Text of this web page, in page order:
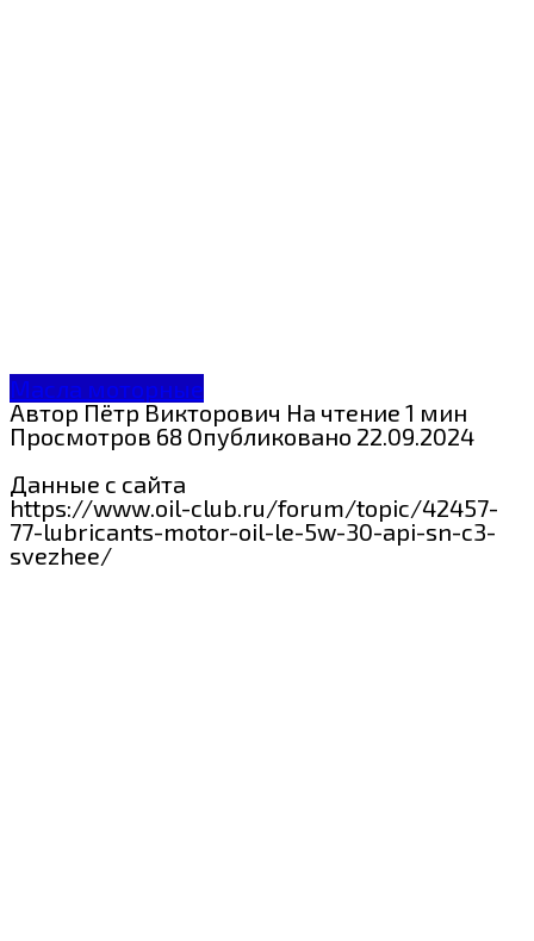
Масла моторные
АвторПётр Викторович На чтение 1 мин
Просмотров 68 Опубликовано 22.09.2024
Данные с сайта
https://www.oil-club.ru/forum/topic/42457-
77-lubricants-motor-oil-le-5w-30-api-sn-c3-
svezhee/